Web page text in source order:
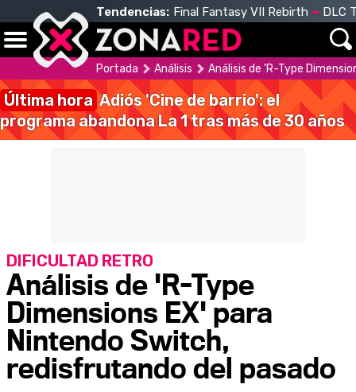
Tendencias: Final Fantasy VII Rebirth DLC
Portada Análisis Análisis de 'R-Type
Última hora Adiós 'Cine de barrio': el
programa abandona La 1 tras más de 30 años
Análisis de 'R-Type
Dimensions EX' para
Nintendo Switch,
redisfrutando del pasado
DIFICULTAD RETRO